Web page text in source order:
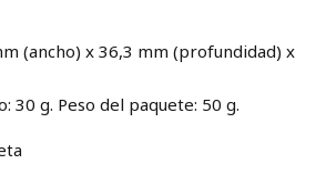
(ancho) x 36,3 mm (profundidad) x
30 g. Peso del paquete: 50 g.